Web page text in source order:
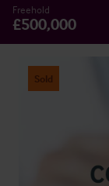
Freehold
£500,000
Sold